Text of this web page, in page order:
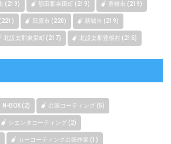
(219) 額田郡幸田町 (219) 豊橋市 (219)
田原市 (220) 新城市 (219)
北設楽郡東栄町 (217) 北設楽郡豊根村 (216)
N-BOX (2) 出張コーティング (5)
シエンタコーティング (2)
カーコーティング出張作業 (1)